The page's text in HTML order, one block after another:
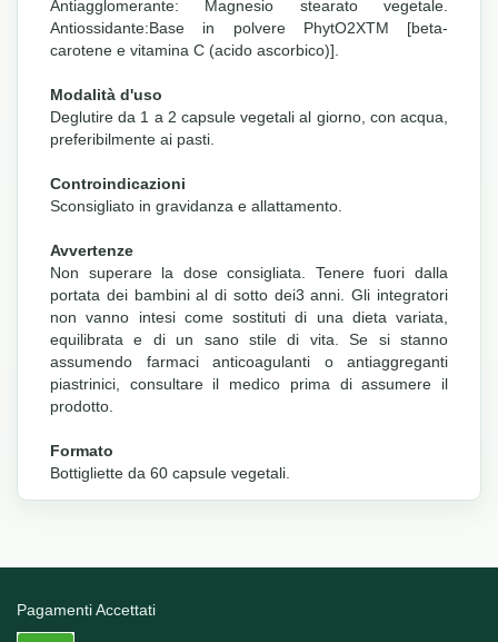
Antiagglomerante: Magnesio stearato vegetale.
Antiossidante:Base in polvere PhytO2XTM [beta-
carotene e vitamina C (acido ascorbico)].
Modalità d'uso
Deglutire da 1 a 2 capsule vegetali al giorno, con acqua,
preferibilmente ai pasti.
Controindicazioni
Sconsigliato in gravidanza e allattamento.
Avvertenze
Non superare la dose consigliata. Tenere fuori dalla
portata dei bambini al di sotto dei3 anni. Gli integratori
non vanno intesi come sostituti di una dieta variata,
equilibrata e di un sano stile di vita. Se si stanno
assumendo farmaci anticoagulanti o antiaggreganti
piastrinici, consultare il medico prima di assumere il
prodotto.
Formato
Bottigliette da 60 capsule vegetali.
Pagamenti Accettati